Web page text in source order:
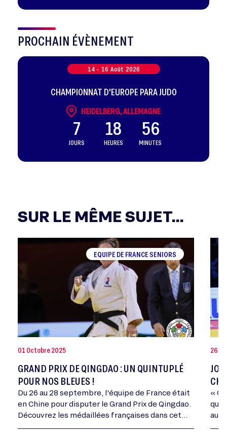
PROCHAIN ÉVÈNEMENT
14 - 16 Août 2026
CHAMPIONNAT D'EUROPE PARA JUDO
HEIDELBERG, ALLEMAGNE
7
JOURS
18
HEURES
56
MINUTES
SUR LE MÊME SUJET...
EQUIPE DE FRANCE SENIORS
01 Octobre 2025
GRAND PRIX DE QINGDAO : UN QUINTUPLÉ
POUR NOS BLEUES !
Du 26 au 28 septembre, l'équipe de France était
en Chine pour disputer le Grand Prix de Qingdao.
Découvrez les médaillées françaises dans cet
26
«
qui